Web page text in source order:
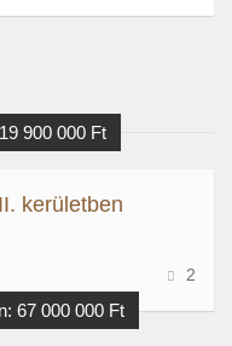
900 000 Ft
kerületben
2
67 000 000 Ft